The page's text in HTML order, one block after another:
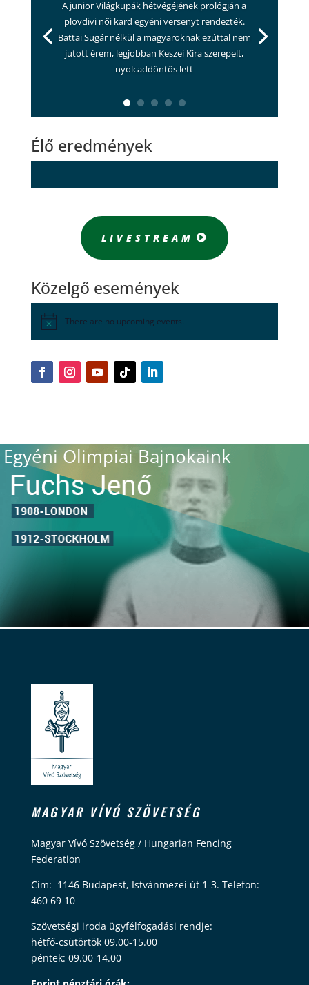
A junior Világkupák hétvégéjének prológján a
plovdivi női kard egyéni versenyt rendezték.
Battai Sugár nélkül a magyaroknak ezúttal nem
jutott érem, legjobban Keszei Kira szerepelt,
nyolcaddöntős lett
Élő eredmények
LIVESTREAM
Közelgő események
There are no upcoming events.
Egyéni Olimpiai Bajnokaink
MAGYAR VÍVÓ SZÖVETSÉG
Magyar Vívó Szövetség / Hungarian Fencing
Federation
Cím: 1146 Budapest, Istvánmezei út 1-3. Telefon:
460 69 10
Szövetségi iroda ügyfélfogadási rendje:
hétfő-csütörtök 09.00-15.00
péntek: 09.00-14.00